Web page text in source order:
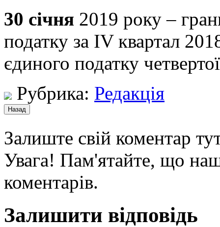
30 січня 2019 року –
податку за IV квартал
єдиного податку
Рубрика: Редакція
Залиште свій коментар
Увага! Пам'ятайте, що
коментарів.
Залишити відповідь